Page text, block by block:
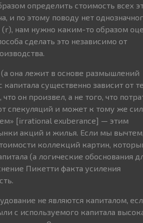
определить стоимость всех
и по этому поводу нет
нам нужно каким-то образом
сделать это независимо от
она лежит в основе размышлений
существенно зависит от
он произвел, а не того, что
спекуляций и может к тому же
[irrational exuberance] — этим
акций и жилья. Если мы вычтем,
коллекций картин,
(а логические обоснования
Пикетти факта усиления
не являются капиталом,
с используемого капитала